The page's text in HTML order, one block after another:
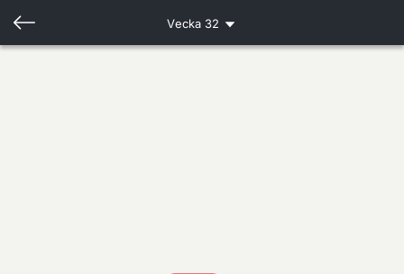
Vecka 32